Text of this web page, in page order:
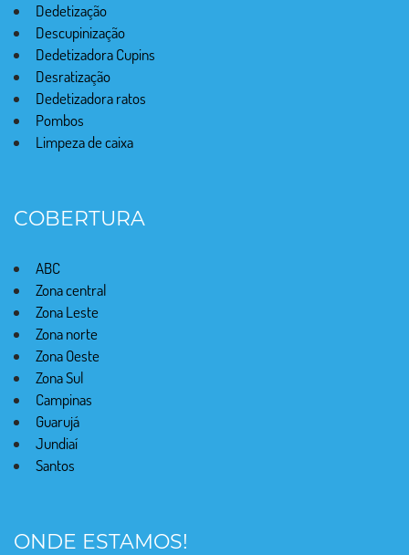
Dedetização
Descupinização
Dedetizadora Cupins
Desratização
Dedetizadora ratos
Pombos
Limpeza de caixa
COBERTURA
ABC
Zona central
Zona Leste
Zona norte
Zona Oeste
Zona Sul
Campinas
Guarujá
Jundiaí
Santos
ONDE ESTAMOS!